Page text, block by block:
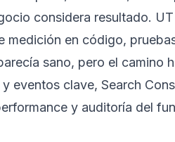
considera resultado.
en código,
sano, pero el camino
eventos clave, Search
y auditoría del